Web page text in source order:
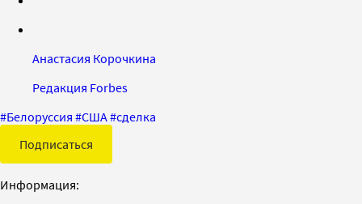
Анастасия Корочкина
Редакция Forbes
#Белоруссия #США#сделка
Подписаться
Информация: